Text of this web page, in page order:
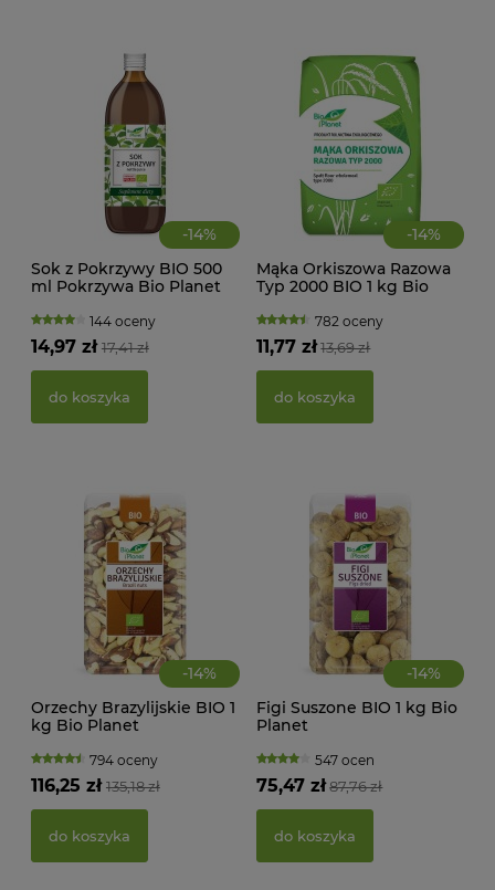
-14%
Sok z Pokrzywy BIO 500
ml Pokrzywa Bio Planet
144 oceny
17,41 zł
14,97 zł
do koszyka
-14%
Mąka Orkiszowa Razowa
Typ 2000 BIO 1 kg Bio
782 oceny
13,69 zł
11,77 zł
do koszyka
-14%
Orzechy Brazylijskie BIO 1
kg Bio Planet
794 oceny
135,18 zł
116,25 zł
do koszyka
-14%
Figi Suszone BIO 1 kg Bio
Planet
547 ocen
87,76 zł
75,47 zł
do koszyka